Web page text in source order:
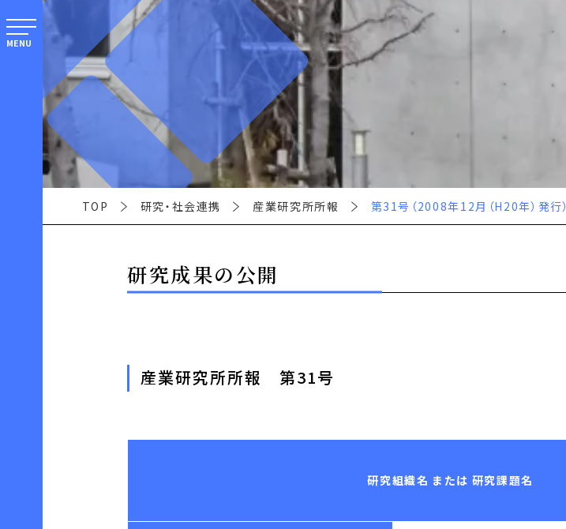
MENU
TOP 研究・社会連携 産業研究所所報 第31号（2008年12月（H20年）発行）
研究成果の公開
産業研究所所報 第31号
研究組織名 または 研究課題名